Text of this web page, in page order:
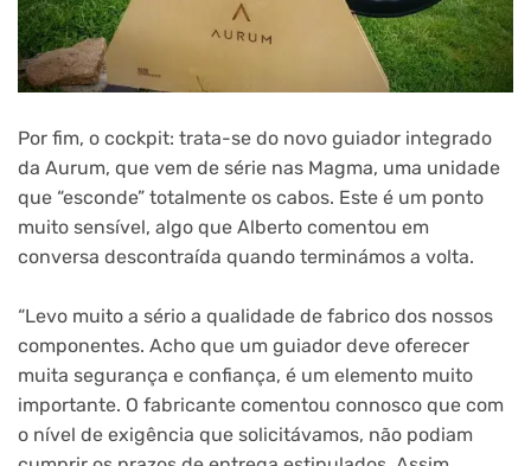
Por fim, o cockpit: trata-se do novo guiador integrado
da Aurum, que vem de série nas Magma, uma unidade
que “esconde” totalmente os cabos. Este é um ponto
muito sensível, algo que Alberto comentou em
conversa descontraída quando terminámos a volta.
“Levo muito a sério a qualidade de fabrico dos nossos
componentes. Acho que um guiador deve oferecer
muita segurança e confiança, é um elemento muito
importante. O fabricante comentou connosco que com
o nível de exigência que solicitávamos, não podiam